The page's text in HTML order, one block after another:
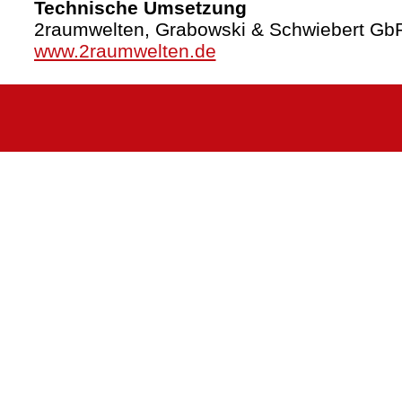
Technische Umsetzung
2raumwelten, Grabowski & Schwiebert
www.2raumwelten.de